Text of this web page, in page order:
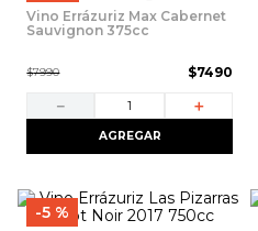
Vino Errázuriz Max Cabernet
Sauvignon 375cc
$7990 $7490
＋
－
AGREGAR
5 %